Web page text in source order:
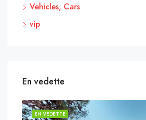
Vehicles, Cars
vip
En vedette
EN VEDETTE